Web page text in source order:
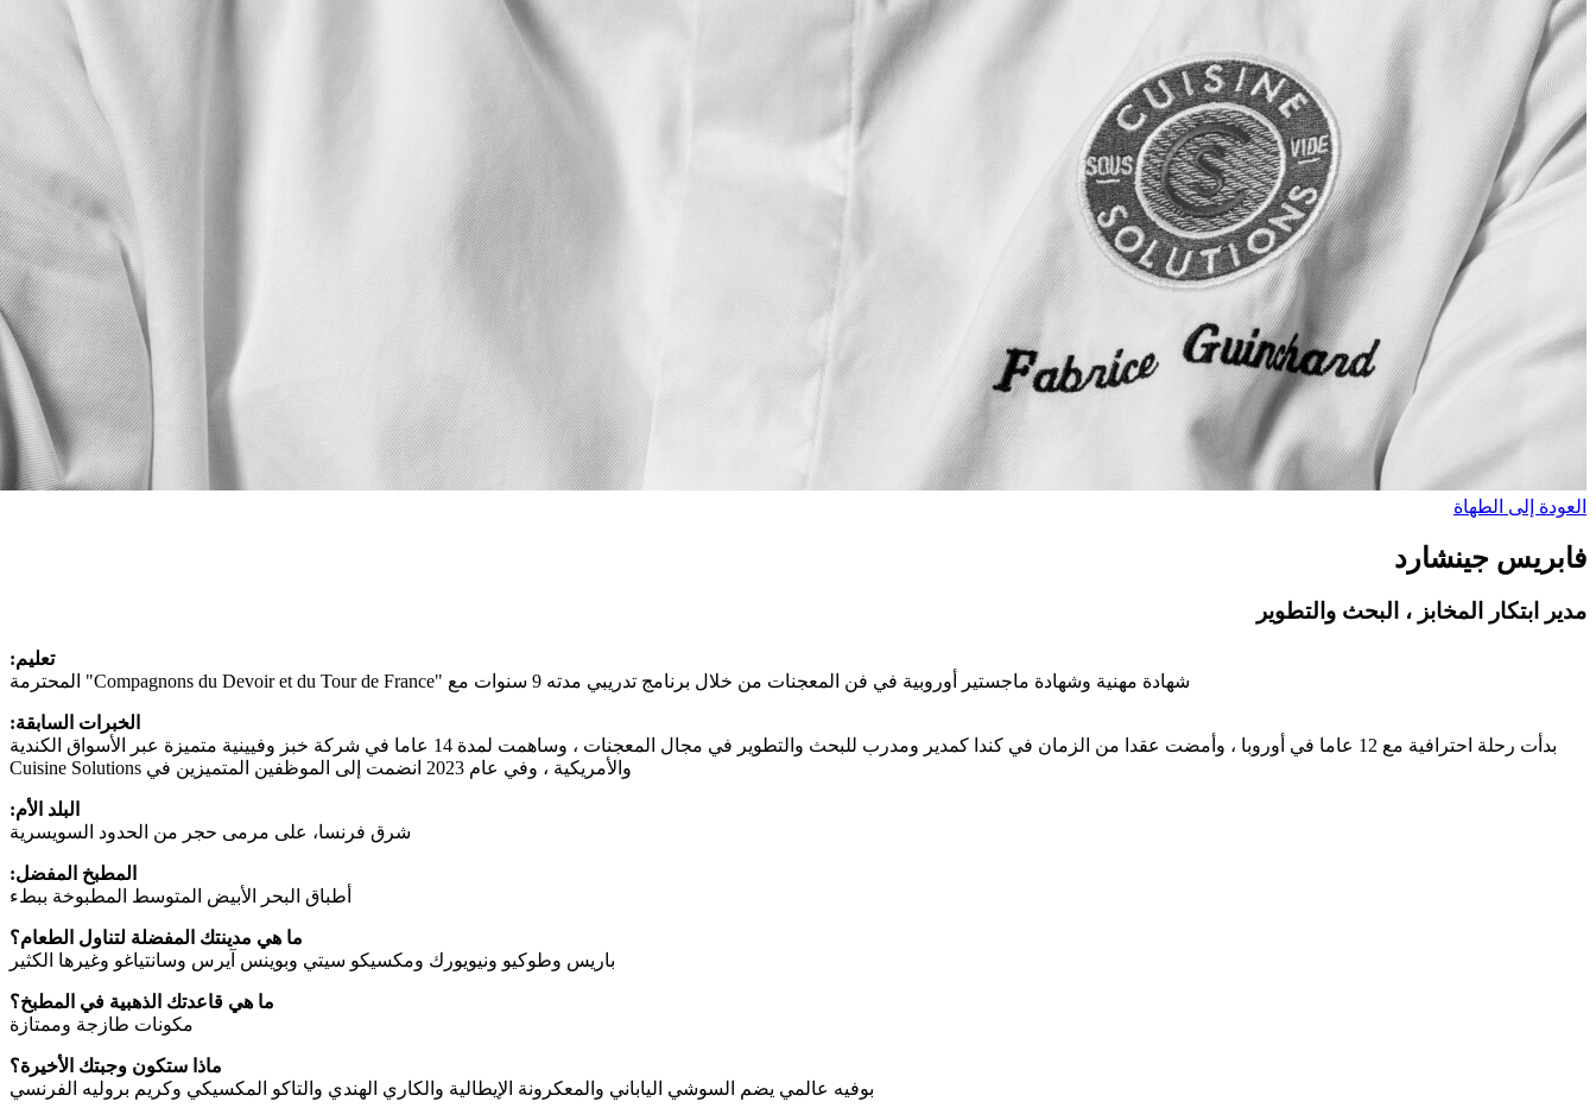
العودة إلى الطهاة
فابريس جينشارد
مدير ابتكار المخابز ، البحث والتطوير
تعليم:
شهادة مهنية وشهادة ماجستير أوروبية في فن المعجنات من خلال برنامج تدريبي مدته 9 سنوات مع "Compagnons du Devoir et du Tour de France" المحترمة
الخبرات السابقة:
بدأت رحلة احترافية مع 12 عاما في أوروبا ، وأمضت عقدا من الزمان في كندا كمدير ومدرب للبحث والتطوير في مجال المعجنات ، وساهمت لمدة 14 عاما في شركة خبز وفيينية متميزة عبر الأسواق الكندية
والأمريكية ، وفي عام 2023 انضمت إلى الموظفين المتميزين في Cuisine Solutions
البلد الأم:
شرق فرنسا، على مرمى حجر من الحدود السويسرية
المطبخ المفضل:
أطباق البحر الأبيض المتوسط المطبوخة ببطء
ما هي مدينتك المفضلة لتناول الطعام؟
باريس وطوكيو ونيويورك ومكسيكو سيتي وبوينس آيرس وسانتياغو وغيرها الكثير
ما هي قاعدتك الذهبية في المطبخ؟
مكونات طازجة وممتازة
ماذا ستكون وجبتك الأخيرة؟
بوفيه عالمي يضم السوشي الياباني والمعكرونة الإيطالية والكاري الهندي والتاكو المكسيكي وكريم بروليه الفرنسي